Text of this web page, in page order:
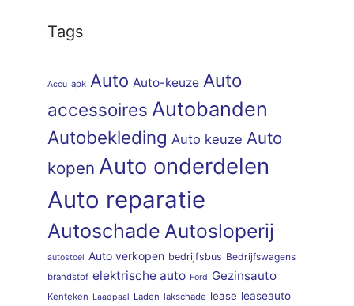
Tags
Accu apk Auto Auto-keuze Auto
accessoires Autobanden
Autobekleding Auto keuze Auto
kopen Auto onderdelen
Auto reparatie
Autoschade Autosloperij
autostoel Auto verkopen bedrijfsbus Bedrijfswagens
brandstof elektrische auto Ford Gezinsauto
Kenteken Laadpaal Laden lakschade lease leaseauto